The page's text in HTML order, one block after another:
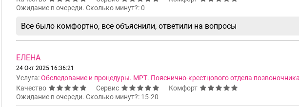
Ожидание в очереди. Сколько минут?: 0
Все было комфортно, все объяснили, ответили на вопросы
ЕЛЕНА
24 Окт 2025 16:36:21
Услуга:Обследование и процедуры. МРТ. Пояснично-крестцового отдела
Качество Сервис
Комфорт
Ожидание в очереди. Сколько минут?: 15-20